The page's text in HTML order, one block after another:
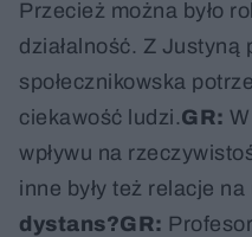
Przecież można było
działalność. Z Justyną
społecznikowska
ciekawość ludzi.GR:
wpływu na
inne były też relacje na
dystans?GR: